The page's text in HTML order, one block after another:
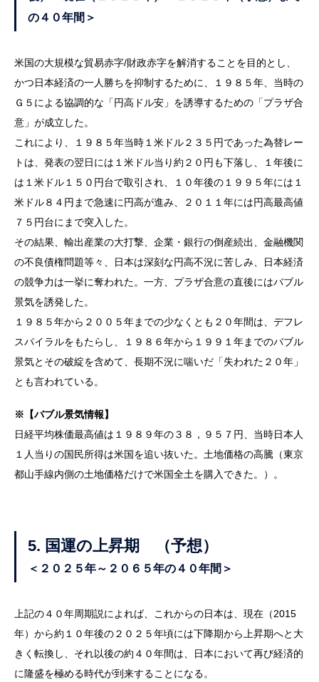
の４０年間＞
米国の大規模な貿易赤字/財政赤字を解消することを目的とし、
かつ日本経済の一人勝ちを抑制するために、１９８５年、当時の
Ｇ５による協調的な「円高ドル安」を誘導するための「プラザ合
意」が成立した。
これにより、１９８５年当時１米ドル２３５円であった為替レー
トは、発表の翌日には１米ドル当り約２０円も下落し、１年後に
は１米ドル１５０円台で取引され、１０年後の１９９５年には１
米ドル８４円まで急速に円高が進み、２０１１年には円高最高値
７５円台にまで突入した。
その結果、輸出産業の大打撃、企業・銀行の倒産続出、金融機関
の不良債権問題等々、日本は深刻な円高不況に苦しみ、日本経済
の競争力は一挙に奪われた。一方、プラザ合意の直後にはバブル
景気を誘発した。
１９８５年から２００５年までの少なくとも２０年間は、デフレ
スパイラルをもたらし、１９８６年から１９９１年までのバブル
景気とその破綻を含めて、長期不況に喘いだ「失われた２０年」
とも言われている。
※【バブル景気情報】
日経平均株価最高値は１９８９年の３８，９５７円、当時日本人
１人当りの国民所得は米国を追い抜いた。土地価格の高騰（東京
都山手線内側の土地価格だけで米国全土を購入できた。）。
5. 国運の上昇期 （予想）
＜２０２５年～２０６５年の４０年間＞
上記の４０年周期説によれば、これからの日本は、現在（2015
年）から約１０年後の２０２５年頃には下降期から上昇期へと大
きく転換し、それ以後の約４０年間は、日本において再び経済的
に隆盛を極める時代が到来することになる。